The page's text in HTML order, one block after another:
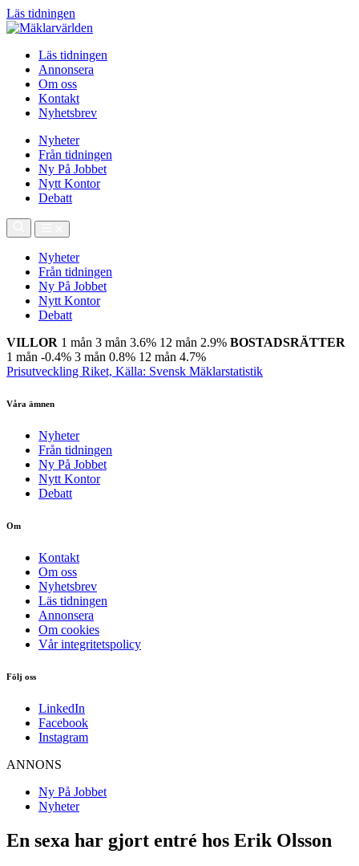
Läs tidningen
Läs tidningen
Annonsera
Om oss
Kontakt
Nyhetsbrev
Nyheter
Från tidningen
Ny På Jobbet
Nytt Kontor
Debatt
Nyheter
Från tidningen
Ny På Jobbet
Nytt Kontor
Debatt
VILLOR 1 mån 3 mån 3.6% 12 mån 2.9% BOSTADSRÄTTER
1 mån -0.4% 3 mån 0.8% 12 mån 4.7%
Prisutveckling Riket, Källa: Svensk Mäklarstatistik
Våra ämnen
Nyheter
Från tidningen
Ny På Jobbet
Nytt Kontor
Debatt
Om
Kontakt
Om oss
Nyhetsbrev
Läs tidningen
Annonsera
Om cookies
Vår integritetspolicy
Följ oss
LinkedIn
Facebook
Instagram
ANNONS
Ny På Jobbet
Nyheter
En sexa har gjort entré hos Erik Olsson